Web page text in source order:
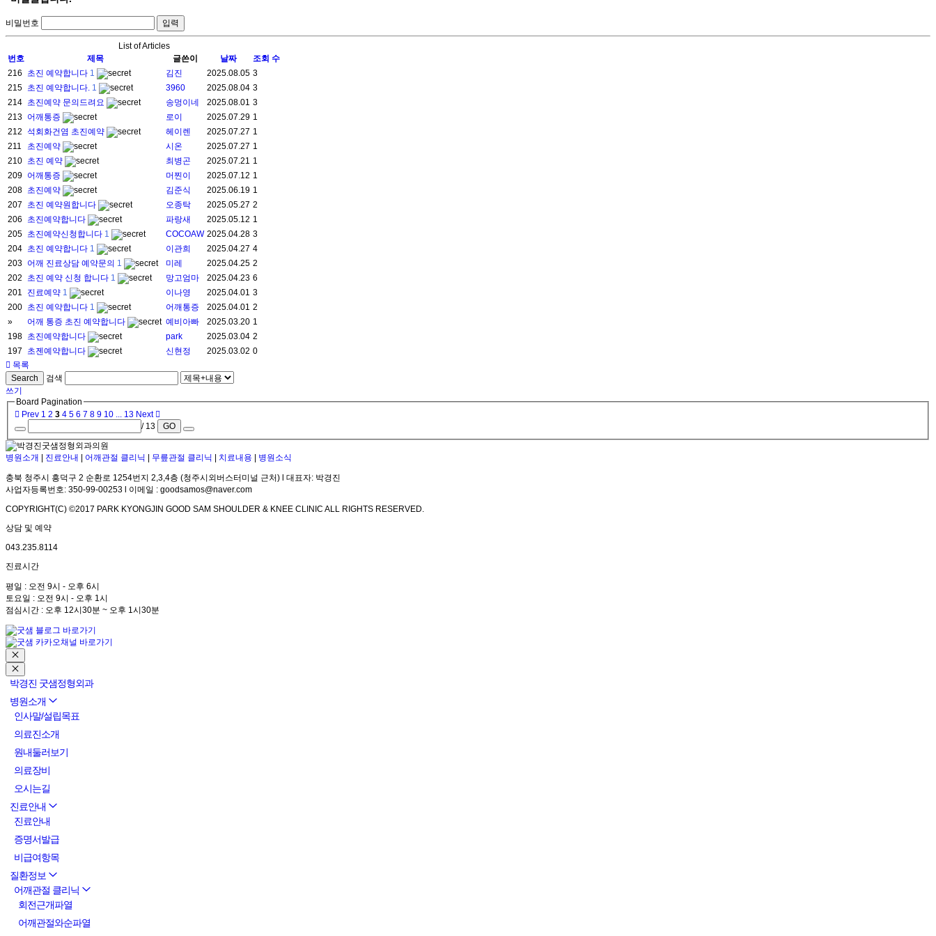
비밀번호
List of Articles
번호
제목 글쓴이 날짜
조회 수
216
초진 예약합니다 1 김진 2025.08.05 3
215 초진 예약합니다. 1 3960 2025.08.04 3
214 초진예약 문의드려요 송멍이네 2025.08.01 3
213 어깨통증 로이 2025.07.29 1
212 석회화건염 초진예약 헤이렌 2025.07.27 1
211
초진예약 시온 2025.07.27 1
210 초진 예약 최병곤 2025.07.21 1
209 어깨통증 머찐이 2025.07.12 1
208 초진예약 김준식 2025.06.19 1
207
초진 예약원합니다 오종탁 2025.05.27 2
206
초진예약합니다 파랑새 2025.05.12 1
205 초진예약신청합니다 1 COCOAW 2025.04.28 3
204 초진 예약합니다 1 이관희 2025.04.27 4
203 어깨 진료상담 예약문의 1 미레 2025.04.25 2
202
초진 예약 신청 합니다 1 망고엄마 2025.04.23 6
201
진료예약 1 이나영 2025.04.01 3
200 초진 예약합니다 1 어깨통증 2025.04.01 2
»
어깨 통증 초진 예약합니다 예비아빠 2025.03.20 1
198 초진예약합니다 park 2025.03.04 2
197
초젠예약합니다 신현정 2025.03.02 0
목록
Search
검색
쓰기
Board Pagination
Prev 1 2 3 4 5 6 7 8 9 10 ... 13 Next
/ 13
GO
병원소개 진료안내 어깨관절 클리닉 무릎관절 클리닉 치료내용 병원소식
충북 청주시 흥덕구 2 순환로 1254번지 2,3,4층 (청주시외버스터미널 근처) l 대표자: 박경진
사업자등록번호: 350-99-00253 l 이메일 : goodsamos@naver.com
COPYRIGHT(C) ©2017 PARK KYONGJIN GOOD SAM SHOULDER & KNEE CLINIC ALL RIGHTS RESERVED.
상담 및 예약
043.235.8114
진료시간
평일 : 오전 9시 - 오후 6시
토요일 : 오전 9시 - 오후 1시
점심시간 : 오후 12시30분 ~ 오후 1시30분
박경진 굿샘정형외과
병원소개
인사말/설립목표
의료진소개
원내둘러보기
의료장비
오시는길
진료안내
진료안내
증명서발급
비급여항목
질환정보
어깨관절 클리닉
회전근개파열
어깨관절와순파열